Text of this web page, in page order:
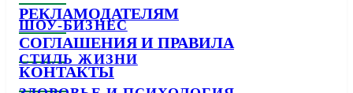
ШОУ-БИЗНЕС
СТИЛЬ ЖИЗНИ
РЕКЛАМОДАТЕЛЯМ
СОГЛАШЕНИЯ И ПРАВИЛА
КОНТАКТЫ